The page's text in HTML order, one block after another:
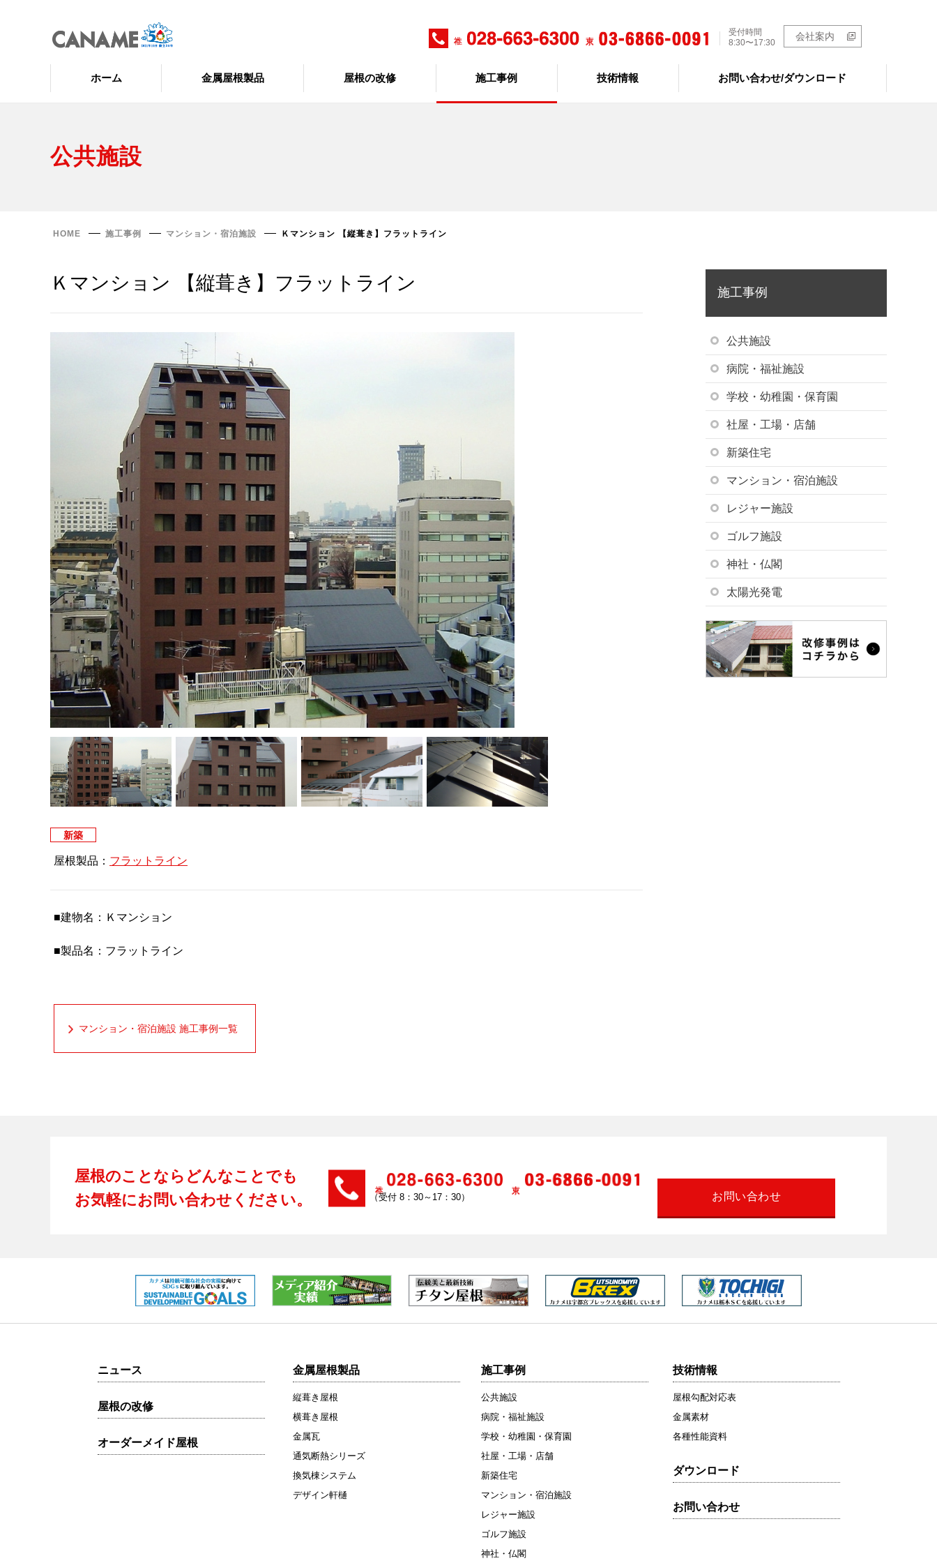
受付時間
8:30〜17:30
会社案内
ホーム 金属屋根製品 屋根の改修 施工事例 技術情報 お問い合わせ/ダウンロード
公共施設
HOME 施工事例 マンション・宿泊施設 Ｋマンション 【縦葺き】フラットライン
Ｋマンション 【縦葺き】フラットライン
新築
屋根製品： フラットライン
■建物名：Ｋマンション
■製品名：フラットライン
マンション・宿泊施設 施工事例一覧
施工事例
公共施設
病院・福祉施設
学校・幼稚園・保育園
社屋・工場・店舗
新築住宅
マンション・宿泊施設
レジャー施設
ゴルフ施設
神社・仏閣
太陽光発電
屋根のことならどんなことでも
お気軽にお問い合わせください。
（受付 8：30～17：30） お問い合わせ
ニュース
屋根の改修
オーダーメイド屋根
金属屋根製品
縦葺き屋根
横葺き屋根
金属瓦
通気断熱シリーズ
換気棟システム
デザイン軒樋
施工事例
公共施設
病院・福祉施設
学校・幼稚園・保育園
社屋・工場・店舗
新築住宅
マンション・宿泊施設
レジャー施設
ゴルフ施設
神社・仏閣
技術情報
屋根勾配対応表
金属素材
各種性能資料
ダウンロード
お問い合わせ